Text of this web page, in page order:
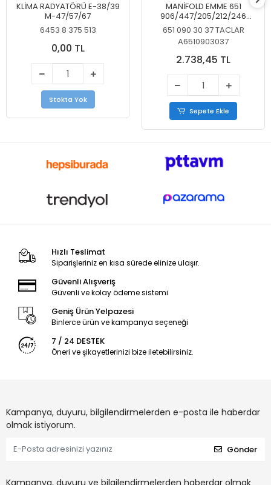
KLİMA RADYATÖRÜ E-38/39
M-47/57/67
6453 8 375 513
0,00 TL
Stokta Yok
MANİFOLD EMME 651
906/447/205/212/246
KELEBEKSİZ
651 090 30 37 TACLAR
A6510903037
2.738,45 TL
Sepete Ekle
Hızlı Teslimat
Siparişleriniz en kısa sürede elinize ulaşır.
Güvenli Alışveriş
Güvenli ve kolay ödeme sistemi
Geniş Ürün Yelpazesi
Binlerce ürün ve kampanya seçeneği
7 / 24 DESTEK
Öneri ve şikayetlerinizi bize iletebilirsiniz.
Kampanya, duyuru, bilgilendirmelerden e-posta ile haberdar
olmak istiyorum.
Gönder
Kampanya, duyuru ve bilgilendirmelerden haberdar olmak